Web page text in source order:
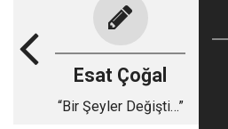
Esat Çoğal
“Bir Şeyler Değişti…”